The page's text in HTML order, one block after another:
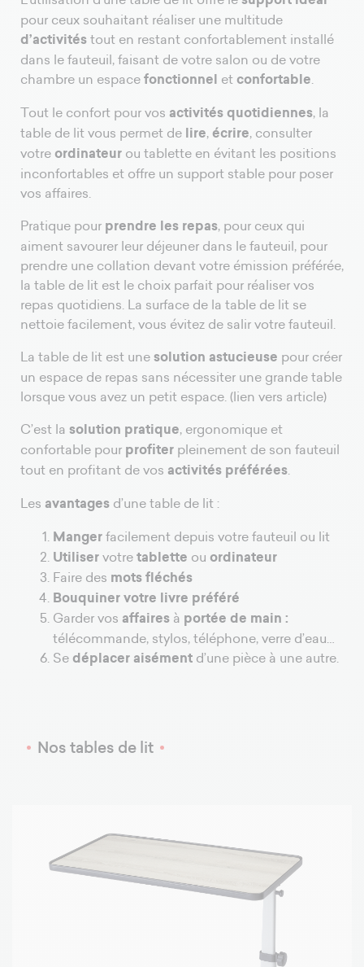
pour ceux souhaitant réaliser une multitude
d’activitéstout en restant confortablement installé
dans le fauteuil, faisant de votre salon ou de votre
chambre un espacefonctionnel etconfortable.
Tout le confort pour vos activités quotidiennes, la
table de lit vous permet de lire,écrire, consulter
votreordinateur ou tablette en évitant les positions
inconfortables et offre un support stable pour poser
vos affaires.
Pratique pour prendre les repas, pour ceux qui
aiment savourer leur déjeuner dans le fauteuil, pour
prendre une collation devant votre émission préférée,
la table de lit est le choix parfait pour réaliser vos
repas quotidiens. La surface de la table de lit se
nettoie facilement, vous évitez de salir votre fauteuil.
La table de lit est unesolution astucieuse pour créer
un espace de repas sans nécessiter une grande table
lorsque vous avez un petit espace. (lien vers article)
C’est la solution pratique, ergonomique et
confortable pour profiter pleinement de son fauteuil
tout en profitant de vos activités préférées.
Les avantages d’une table de lit :
Mangerfacilement depuis votre fauteuil ou lit
Utiliservotretablette ou ordinateur
Faire des motsfléchés
Bouquiner votre livre préféré
Garder vos affaires à portée de main :
télécommande, stylos, téléphone, verre d’eau…
Sedéplacer aisément d’une pièce à une autre.
Nos tables de lit